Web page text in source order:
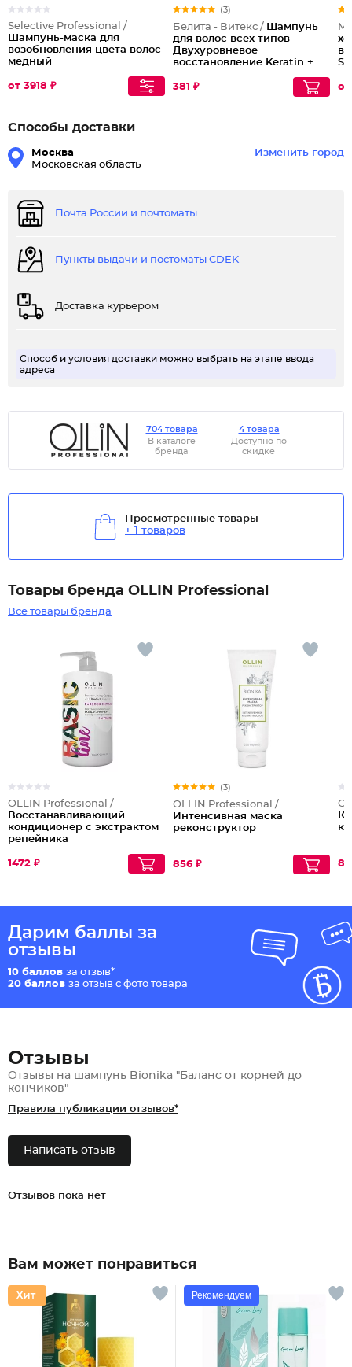
Selective Professional /
Шампунь-маска для
возобновления цвета волос
медный
от 3918 ₽
(3)
Белита - Витекс / Шампунь
для волос всех типов
Двухуровневое
восстановление Keratin +
381 ₽
от
Способы доставки
Москва
Московская область
Изменить город
Почта России и почтоматы
Пункты выдачи и постоматы CDEK
Доставка курьером
Способ и условия доставки можно выбрать на этапе ввода
адреса
704 товара
В каталоге
бренда
4 товара
Доступно по
скидке
Просмотренные товары
+ 1 товаров
Товары бренда OLLIN Professional
Все товары бренда
OLLIN Professional /
Восстанавливающий
кондиционер с экстрактом
репейника
1472 ₽
(3)
OLLIN Professional /
Интенсивная маска
реконструктор
856 ₽
Дарим баллы за
отзывы
10 баллов за отзыв*
20 баллов за отзыв с фото товара
Отзывы
Отзывы на шампунь Bionika "Баланс от корней до
кончиков"
Правила публикации отзывов*
Написать отзыв
Отзывов пока нет
Вам может понравиться
Рекомендуем